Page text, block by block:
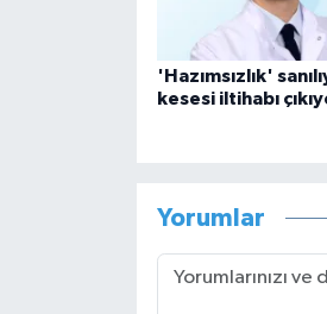
'Hazımsızlık'
kesesi iltihabı
Yorumlar